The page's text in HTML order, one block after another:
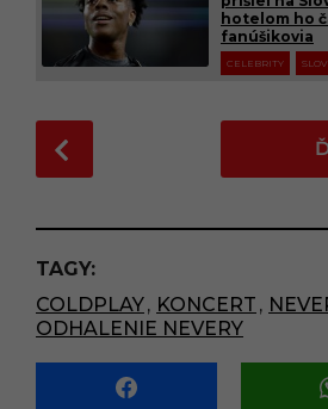
hotelom ho
fanúšikovia
CELEBRITY
o
t
P
a
g
TAGY:
COLDPLAY, KONCERT ,
ODHALENIE NEVERY